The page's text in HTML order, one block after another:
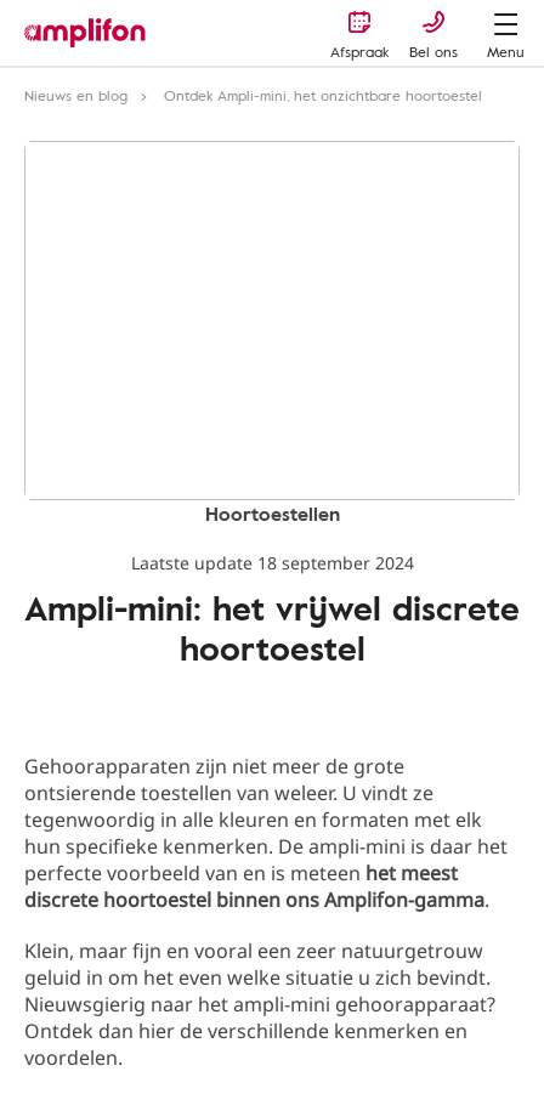
Afspraak Bel ons
Menu
Nieuws en blog
Ontdek Ampli-mini, het onzichtbare hoortoestel
Hoortoestellen
Laatste update 18 september 2024
Ampli-mini: het vrijwel discrete
hoortoestel
Gehoorapparaten zijn niet meer de grote
ontsierende toestellen van weleer. U vindt ze
tegenwoordig in alle kleuren en formaten met elk
hun specifieke kenmerken. De ampli-mini is daar het
perfecte voorbeeld van en is meteen het meest
discrete hoortoestel binnen ons Amplifon-gamma.
Klein, maar fijn en vooral een zeer natuurgetrouw
geluid in om het even welke situatie u zich bevindt.
Nieuwsgierig naar het ampli-mini gehoorapparaat?
Ontdek dan hier de verschillende kenmerken en
voordelen.